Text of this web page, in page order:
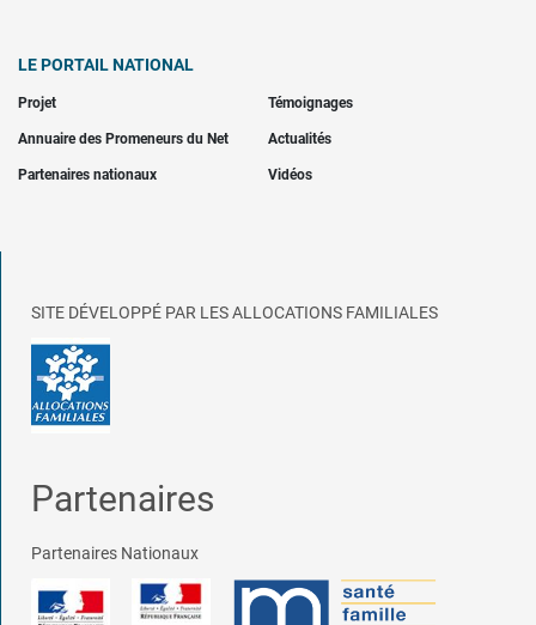
LE PORTAIL NATIONAL
Projet Témoignages
Annuaire des Promeneurs du Net Actualités
Partenaires nationaux Vidéos
SITE DÉVELOPPÉ PAR LES ALLOCATIONS FAMILIALES
Partenaires
Partenaires Nationaux